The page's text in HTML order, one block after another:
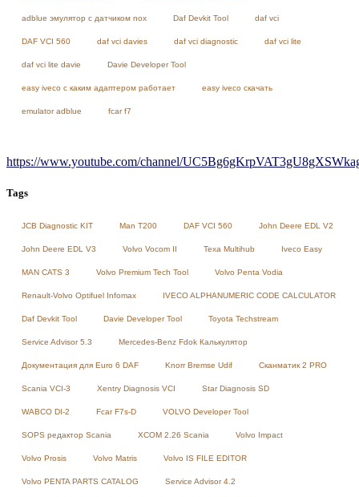
adblue эмулятор с датчиком nox Daf Devkit Tool daf vci
DAF VCI 560 daf vci davies daf vci diagnostic daf vci lite
daf vci lite davie Davie Developer Tool
easy iveco с каким адаптером работает easy iveco скачать
emulator adblue fcar f7
https://www.youtube.com/channel/
Tags
JCB Diagnostic KIT Man T200 DAF VCI 560 John Deere EDL V2
John Deere EDL V3 Volvo Vocom II Texa Multihub Iveco Easy
MAN CATS 3 Volvo Premium Tech Tool Volvo Penta Vodia
Renault-Volvo Optifuel Infomax IVECO ALPHANUMERIC CODE CALCULATOR
Daf Devkit Tool Davie Developer Tool Toyota Techstream
Service Advisor 5.3 Mercedes-Benz Fdok Калькулятор
Документация для Euro 6 DAF Knorr Bremse Udif Сканматик 2 PRO
Scania VCI-3 Xentry Diagnosis VCI Star Diagnosis SD
WABCO DI-2 Fcar F7s-D VOLVO Developer Tool
SOPS редактор Scania XCOM 2.26 Scania Volvo Impact
Volvo Prosis Volvo Matris Volvo IS FILE EDITOR
Volvo PENTA PARTS CATALOG Service Advisor 4.2